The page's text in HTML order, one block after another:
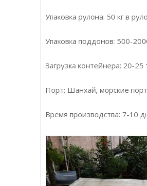
Упаковка рулона: 50 кг в
Упаковка поддонов: 500-
Загрузка контейнера: 20-
Порт: Шанхай, морские
Время производства: 7-10